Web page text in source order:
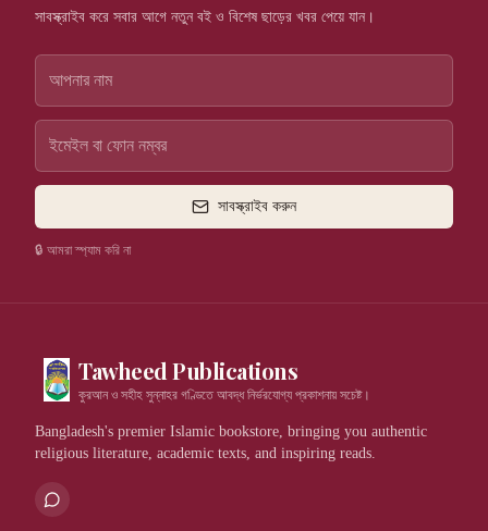
সাবস্ক্রাইব করে সবার আগে নতুন বই ও বিশেষ ছাড়ের খবর পেয়ে যান।
সাবস্ক্রাইব করুন
🔒 আমরা স্প্যাম করি না
Tawheed Publications
কুরআন ও সহীহ সুন্নাহর গণ্ডিতে আবদ্ধ নির্ভরযোগ্য প্রকাশনায় সচেষ্ট।
Bangladesh's premier Islamic bookstore, bringing you authentic
religious literature, academic texts, and inspiring reads.